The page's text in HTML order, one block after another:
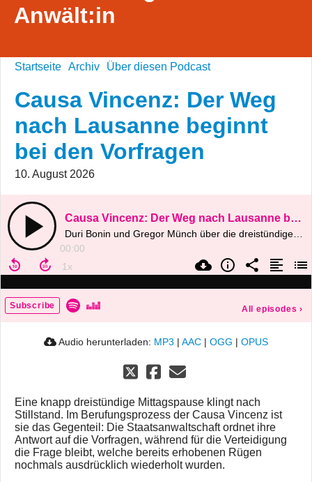
Anwält:in
Startseite Archiv Über diesen Podcast
Causa Vincenz: Der Weg
nach Lausanne beginnt
bei den Vorfragen
10. August 2026
Causa Vincenz: Der Weg nach Lausanne beginnt bei den Vorfragen
00:00
Subscribe All episodes ›
Audio herunterladen: MP3 | AAC | OGG | OPUS
Eine knapp dreistündige Mittagspause klingt nach
Stillstand. Im Berufungsprozess der Causa Vincenz ist
sie das Gegenteil: Die Staatsanwaltschaft ordnet ihre
Antwort auf die Vorfragen, während für die Verteidigung
die Frage bleibt, welche bereits erhobenen Rügen
nochmals ausdrücklich wiederholt wurden.